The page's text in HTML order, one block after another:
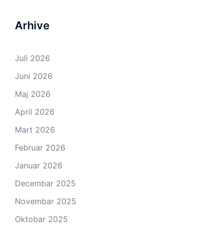
Arhive
Juli 2026
Juni 2026
Maj 2026
April 2026
Mart 2026
Februar 2026
Januar 2026
Decembar 2025
Novembar 2025
Oktobar 2025